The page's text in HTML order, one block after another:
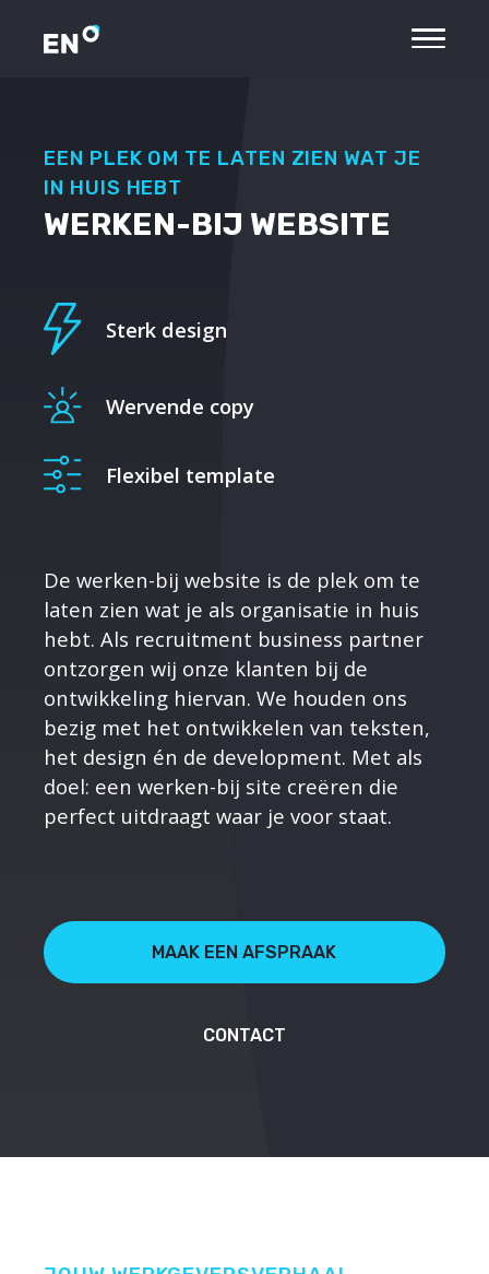
EEN PLEK OM TE LATEN ZIEN WAT JE
IN HUIS HEBT
WERKEN-BIJ WEBSITE
Sterk design
Wervende copy
Flexibel template
De werken-bij website is de plek om te
laten zien wat je als organisatie in huis
hebt. Als recruitment business partner
ontzorgen wij onze klanten bij de
ontwikkeling hiervan. We houden ons
bezig met het ontwikkelen van teksten,
het design én de development. Met als
doel: een werken-bij site creëren die
perfect uitdraagt waar je voor staat.
MAAK EEN AFSPRAAK
CONTACT